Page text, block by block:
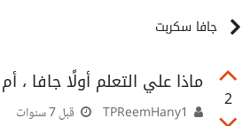
جافا سكربت
2
ماذا علي التعلم أولًا جافا ،
قبل 7 سنوات